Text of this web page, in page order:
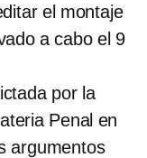
el montaje
a cabo el 9
por la
Penal en
argumentos